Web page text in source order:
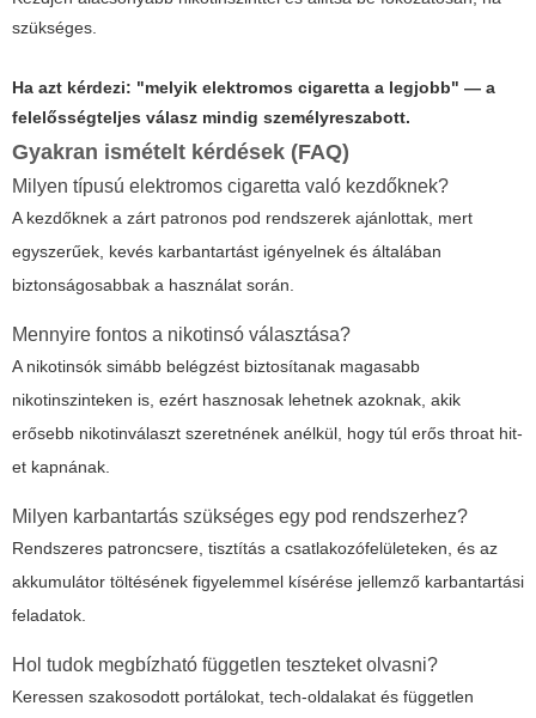
szükséges.
Ha azt kérdezi: "melyik elektromos cigaretta a legjobb" — a
felelősségteljes válasz mindig személyreszabott.
Gyakran ismételt kérdések (FAQ)
Milyen típusú elektromos cigaretta való kezdőknek?
A kezdőknek a zárt patronos pod rendszerek ajánlottak, mert
egyszerűek, kevés karbantartást igényelnek és általában
biztonságosabbak a használat során.
Mennyire fontos a nikotinsó választása?
A nikotinsók simább belégzést biztosítanak magasabb
nikotinszinteken is, ezért hasznosak lehetnek azoknak, akik
erősebb nikotinválaszt szeretnének anélkül, hogy túl erős throat hit-
et kapnának.
Milyen karbantartás szükséges egy pod rendszerhez?
Rendszeres patroncsere, tisztítás a csatlakozófelületeken, és az
akkumulátor töltésének figyelemmel kísérése jellemző karbantartási
feladatok.
Hol tudok megbízható független teszteket olvasni?
Keressen szakosodott portálokat, tech-oldalakat és független